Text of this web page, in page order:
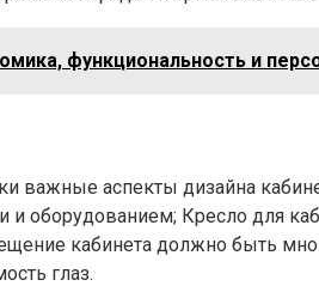
функциональность и
аспекты дизайна
и оборудованием; Кресло для
кабинета должно быть
глаз.